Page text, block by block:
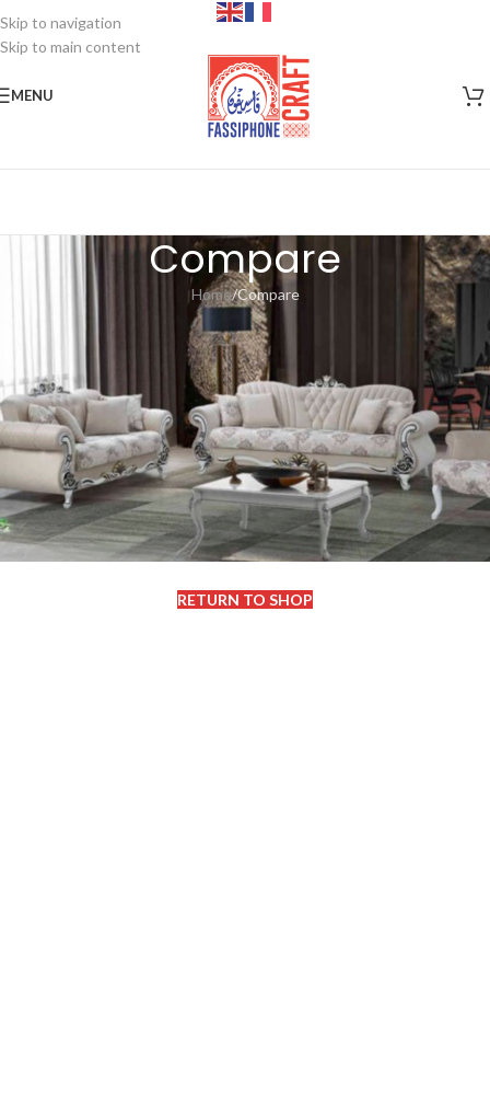
Skip to navigation
Skip to main content
MENU
Compare
Home Compare
Compare list is empty.
Aucun produit n'a été ajouté à la liste de comparaison. Vous devez
ajouter des produits pour pouvoir les comparer..
Vous trouverez de nombreux produits intéressants sur notre page
'Boutique'
RETURN TO SHOP